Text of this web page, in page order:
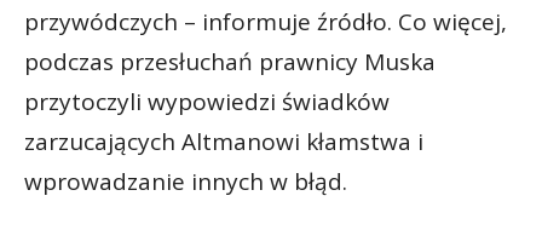
przywódczych – informuje źródło. Co więcej,
podczas przesłuchań prawnicy Muska
przytoczyli wypowiedzi świadków
zarzucających Altmanowi kłamstwa i
wprowadzanie innych w błąd.